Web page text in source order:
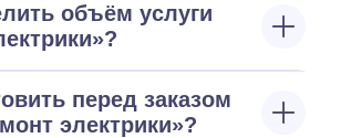
объём услуги
перед заказом
электрики»?